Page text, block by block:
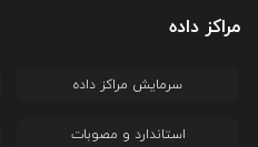
مراکز داده
سرمایش مراکز داده
استاندارد و مصوبات